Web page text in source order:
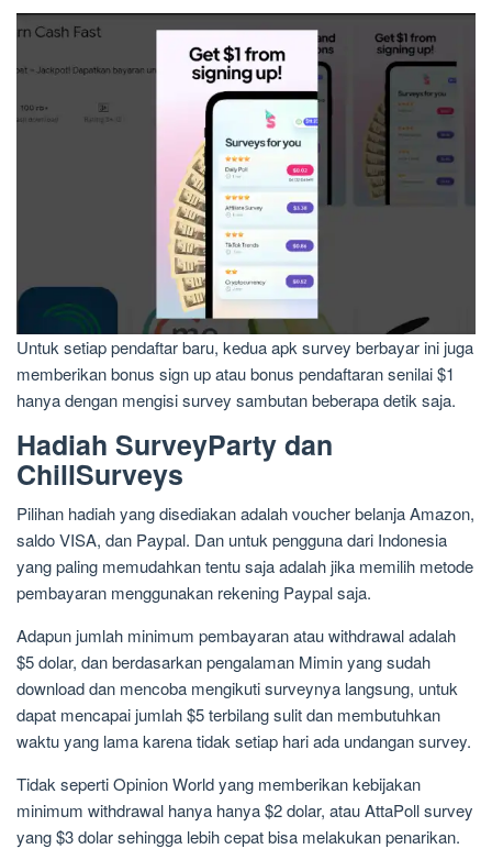
Untuk setiap pendaftar baru, kedua apk survey berbayar ini juga
memberikan bonus sign up atau bonus pendaftaran senilai $1
hanya dengan mengisi survey sambutan beberapa detik saja.
Hadiah SurveyParty dan
ChillSurveys
Pilihan hadiah yang disediakan adalah voucher belanja Amazon,
saldo VISA, dan Paypal. Dan untuk pengguna dari Indonesia
yang paling memudahkan tentu saja adalah jika memilih metode
pembayaran menggunakan rekening Paypal saja.
Adapun jumlah minimum pembayaran atau withdrawal adalah
$5 dolar, dan berdasarkan pengalaman Mimin yang sudah
download dan mencoba mengikuti surveynya langsung, untuk
dapat mencapai jumlah $5 terbilang sulit dan membutuhkan
waktu yang lama karena tidak setiap hari ada undangan survey.
Tidak seperti Opinion World yang memberikan kebijakan
minimum withdrawal hanya hanya $2 dolar, atau AttaPoll survey
yang $3 dolar sehingga lebih cepat bisa melakukan penarikan.